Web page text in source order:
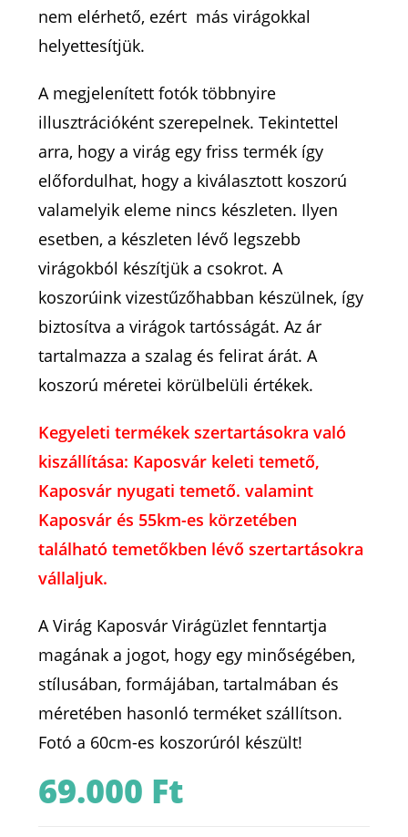
nem elérhető, ezért más virágokkal
helyettesítjük.
A megjelenített fotók többnyire
illusztrációként szerepelnek. Tekintettel
arra, hogy a virág egy friss termék így
előfordulhat, hogy a kiválasztott koszorú
valamelyik eleme nincs készleten. Ilyen
esetben, a készleten lévő legszebb
virágokból készítjük a csokrot. A
koszorúink vizestűzőhabban készülnek, így
biztosítva a virágok tartósságát. Az ár
tartalmazza a szalag és felirat árát. A
koszorú méretei körülbelüli értékek.
Kegyeleti termékek szertartásokra való
kiszállítása: Kaposvár keleti temető,
Kaposvár nyugati temető. valamint
Kaposvár és 55km-es körzetében
található temetőkben lévő szertartásokra
vállaljuk.
A Virág Kaposvár Virágüzlet fenntartja
magának a jogot, hogy egy minőségében,
stílusában, formájában, tartalmában és
méretében hasonló terméket szállítson.
Fotó a 60cm-es koszorúról készült!
69.000 Ft